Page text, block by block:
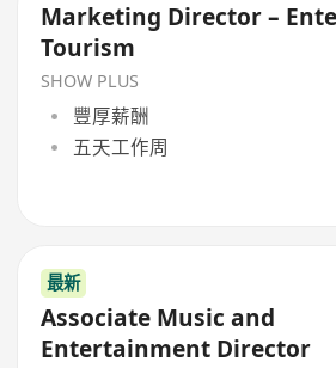
Marketing Director –
Tourism
SHOW PLUS
豐厚薪酬
五天工作周
最新
Associate Music and
Entertainment Director